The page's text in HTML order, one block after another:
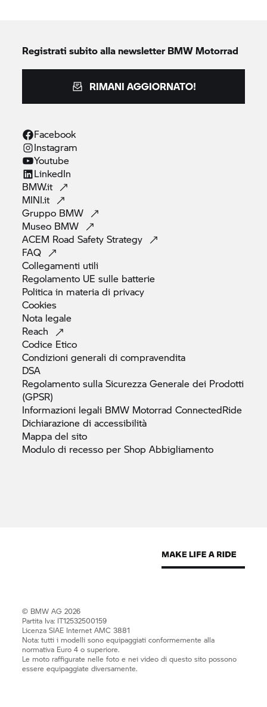
Registrati subito alla newsletterBMW Motorrad
RIMANI AGGIORNATO!
Facebook
Instagram
Youtube
LinkedIn
BMW.it
MINI.it
Gruppo BMW
Museo BMW
ACEM Road SafetyStrategy
FAQ
Collegamenti utili
Regolamento UE sulle batterie
Politica in materia di privacy
Cookies
Nota legale
Reach
Codice Etico
Condizioni generali dicompravendita
DSA
Regolamento sulla Sicurezza Generale dei Prodotti
(GPSR)
Informazioni legali BMW Motorrad ConnectedRide
Dichiarazione diaccessibilità
Mappa delsito
Modulo di recesso per ShopAbbigliamento
© BMW AG 2026
Partita Iva: IT12532500159
Licenza SIAE Internet AMC 3881
Nota: tutti i modelli sono equipaggiati conformemente alla
normativa Euro 4 o superiore.
Le moto raffigurate nelle foto e nei video di questo sito possono
essere equipaggiate diversamente.